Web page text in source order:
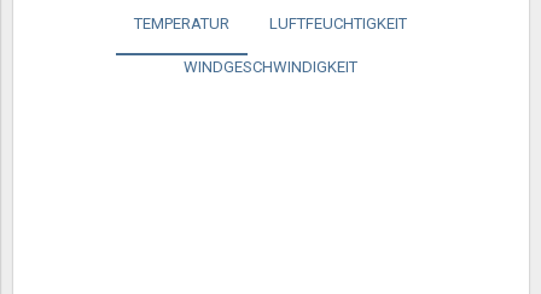
TEMPERATUR LUFTFEUCHTIGKEIT
WINDGESCHWINDIGKEIT